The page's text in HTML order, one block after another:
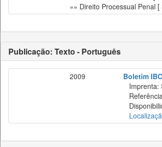
»» Direito Processual Penal [
Publicação: Texto - Português
2009
Boletim
Imprenta: